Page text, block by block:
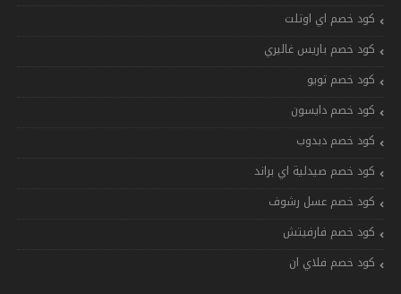
كود خصم اي اوتلت
كود خصم باريس غاليري
كود خصم تويو
كود خصم دايسون
كود خصم دبدوب
كود خصم صيدلية اي براند
كود خصم عسل رشوف
كود خصم فارفيتش
كود خصم فلاي ان